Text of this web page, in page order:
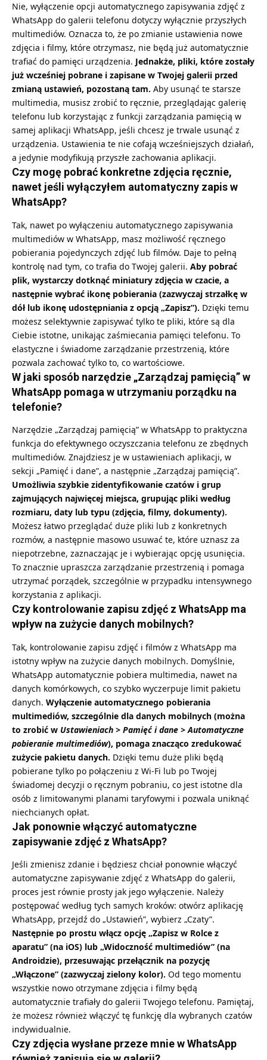
Nie, wyłączenie opcji automatycznego zapisywania zdjęć z
WhatsApp do galerii telefonu dotyczy wyłącznie przyszłych
multimediów. Oznacza to, że po zmianie ustawienia nowe
zdjęcia i filmy, które otrzymasz, nie będą już automatycznie
trafiać do pamięci urządzenia. Jednakże, pliki, które zostały
już wcześniej pobrane i zapisane w Twojej galerii przed
zmianą ustawień, pozostaną tam. Aby usunąć te starsze
multimedia, musisz zrobić to ręcznie, przeglądając galerię
telefonu lub korzystając z funkcji zarządzania pamięcią w
samej aplikacji WhatsApp, jeśli chcesz je trwale usunąć z
urządzenia. Ustawienia te nie cofają wcześniejszych działań,
a jedynie modyfikują przyszłe zachowania aplikacji.
Czy mogę pobrać konkretne zdjęcia ręcznie,
nawet jeśli wyłączyłem automatyczny zapis w
WhatsApp?
Tak, nawet po wyłączeniu automatycznego zapisywania
multimediów w WhatsApp, masz możliwość ręcznego
pobierania pojedynczych zdjęć lub filmów. Daje to pełną
kontrolę nad tym, co trafia do Twojej galerii. Aby pobrać
plik, wystarczy dotknąć miniatury zdjęcia w czacie, a
następnie wybrać ikonę pobierania (zazwyczaj strzałkę w
dół lub ikonę udostępniania z opcją „Zapisz”). Dzięki temu
możesz selektywnie zapisywać tylko te pliki, które są dla
Ciebie istotne, unikając zaśmiecania pamięci telefonu. To
elastyczne i świadome zarządzanie przestrzenią, które
pozwala zachować tylko to, co wartościowe.
W jaki sposób narzędzie „Zarządzaj pamięcią” w
WhatsApp pomaga w utrzymaniu porządku na
telefonie?
Narzędzie „Zarządzaj pamięcią” w WhatsApp to praktyczna
funkcja do efektywnego oczyszczania telefonu ze zbędnych
multimediów. Znajdziesz je w ustawieniach aplikacji, w
sekcji „Pamięć i dane”, a następnie „Zarządzaj pamięcią”.
Umożliwia szybkie zidentyfikowanie czatów i grup
zajmujących najwięcej miejsca, grupując pliki według
rozmiaru, daty lub typu (zdjęcia, filmy, dokumenty).
Możesz łatwo przeglądać duże pliki lub z konkretnych
rozmów, a następnie masowo usuwać te, które uznasz za
niepotrzebne, zaznaczając je i wybierając opcję usunięcia.
To znacznie upraszcza zarządzanie przestrzenią i pomaga
utrzymać porządek, szczególnie w przypadku intensywnego
korzystania z aplikacji.
Czy kontrolowanie zapisu zdjęć z WhatsApp ma
wpływ na zużycie danych mobilnych?
Tak, kontrolowanie zapisu zdjęć i filmów z WhatsApp ma
istotny wpływ na zużycie danych mobilnych. Domyślnie,
WhatsApp automatycznie pobiera multimedia, nawet na
danych komórkowych, co szybko wyczerpuje limit pakietu
danych. Wyłączenie automatycznego pobierania
multimediów, szczególnie dla danych mobilnych (można
to zrobić w Ustawieniach > Pamięć i dane > Automatyczne
pobieranie multimediów), pomaga znacząco zredukować
zużycie pakietu danych. Dzięki temu duże pliki będą
pobierane tylko po połączeniu z Wi-Fi lub po Twojej
świadomej decyzji o ręcznym pobraniu, co jest istotne dla
osób z limitowanymi planami taryfowymi i pozwala uniknąć
niechcianych opłat.
Jak ponownie włączyć automatyczne
zapisywanie zdjęć z WhatsApp?
Jeśli zmienisz zdanie i będziesz chciał ponownie włączyć
automatyczne zapisywanie zdjęć z WhatsApp do galerii,
proces jest równie prosty jak jego wyłączenie. Należy
postępować według tych samych kroków: otwórz aplikację
WhatsApp, przejdź do „Ustawień”, wybierz „Czaty”.
Następnie po prostu włącz opcję „Zapisz w Rolce z
aparatu” (na iOS) lub „Widoczność multimediów” (na
Androidzie), przesuwając przełącznik na pozycję
„Włączone” (zazwyczaj zielony kolor). Od tego momentu
wszystkie nowo otrzymane zdjęcia i filmy będą
automatycznie trafiały do galerii Twojego telefonu. Pamiętaj,
że możesz również włączyć tę funkcję dla wybranych czatów
indywidualnie.
Czy zdjęcia wysłane przeze mnie w WhatsApp